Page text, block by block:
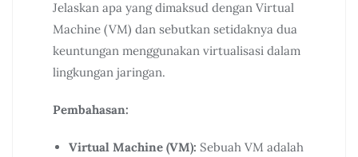
Jelaskan apa yang dimaksud dengan Virtual
Machine (VM) dan sebutkan setidaknya dua
keuntungan menggunakan virtualisasi dalam
lingkungan jaringan.
Pembahasan:
Virtual Machine (VM): Sebuah VM adalah